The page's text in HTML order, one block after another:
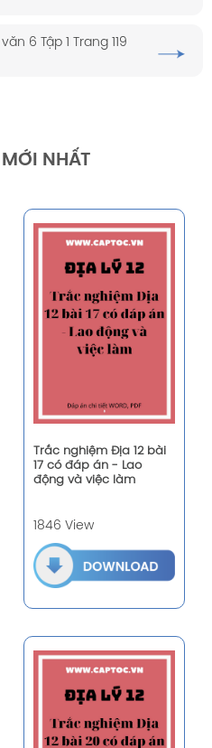
6 Tập 1 Trang 119
NHẤT
Trắc nghiệm Địa 12 bài
17 có đáp án - Lao
động và việc làm
1846 View